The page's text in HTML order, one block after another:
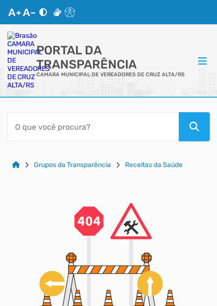
PORTAL DA
TRANSPARÊNCIA
CAMARA MUNICIPAL DE VEREADORES DE CRUZ ALTA/RS
ACESSO RÁPIDO
Acessibilidade
CidadãoGrupos da Transparência Receitas da Saúde